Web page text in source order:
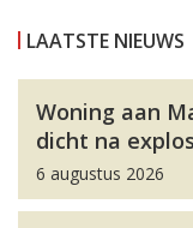
LAATSTE NIEUWS
Woning aan
dicht na
6 augustus 2026